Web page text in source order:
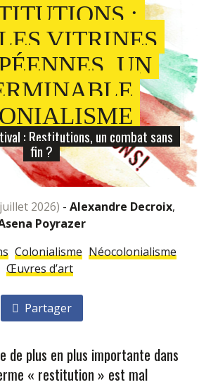
:
VITRINES
UN
: Restitutions, un combat sans
fin ?
juillet 2026) - Alexandre Decroix,
Poyrazer
Colonialisme Néocolonialisme
Œuvres d’art
Partager
de plus en plus importante dans
« restitution » est mal